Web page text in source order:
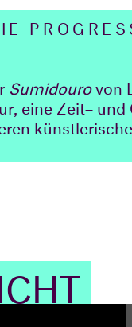
Sumidourovon
eine Zeit–